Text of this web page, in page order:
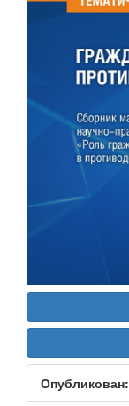
Опубликован: